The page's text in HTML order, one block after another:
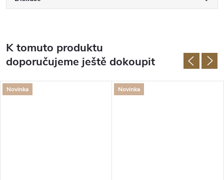
K tomuto produktu
doporučujeme ještě dokoupit
Novinka Novinka